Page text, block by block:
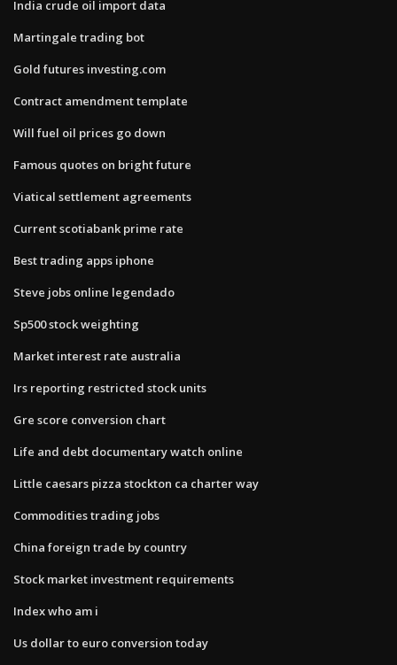
India crude oil import data
Martingale trading bot
Gold futures investing.com
Contract amendment template
Will fuel oil prices go down
Famous quotes on bright future
Viatical settlement agreements
Current scotiabank prime rate
Best trading apps iphone
Steve jobs online legendado
Sp500 stock weighting
Market interest rate australia
Irs reporting restricted stock units
Gre score conversion chart
Life and debt documentary watch online
Little caesars pizza stockton ca charter way
Commodities trading jobs
China foreign trade by country
Stock market investment requirements
Index who am i
Us dollar to euro conversion today